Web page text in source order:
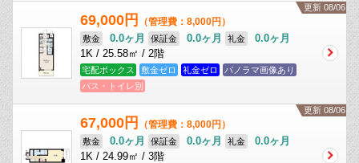
更新 08/06
69,000円 （管理費：8,000円）
敷金 0.0ヶ月 保証金 0.0ヶ月 礼金
0.0ヶ月
1K / 25.58㎡ / 2階
宅配ボックス 敷金ゼロ 礼金ゼロ
パノラマ画像あり
バス・トイレ別
更新 08/06
67,000円 （管理費：8,000円）
敷金 0.0ヶ月 保証金 0.0ヶ月 礼金
0.0ヶ月
1K / 24.99㎡ / 3階